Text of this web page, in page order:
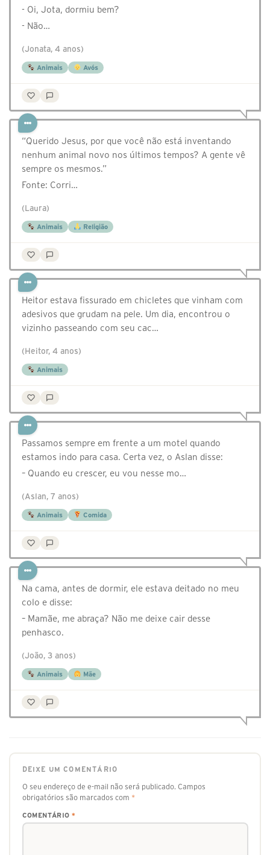
- Oi, Jota, dormiu bem?
- Não…
(Jonata, 4 anos)
Animais Avós
“Querido Jesus, por que você não está inventando
nenhum animal novo nos últimos tempos? A gente vê
sempre os mesmos.”
Fonte: Corri…
(Laura)
Animais Religião
Heitor estava fissurado em chicletes que vinham com
adesivos que grudam na pele. Um dia, encontrou o
vizinho passeando com seu cac…
(Heitor, 4 anos)
Animais
Passamos sempre em frente a um motel quando
estamos indo para casa. Certa vez, o Aslan disse:
– Quando eu crescer, eu vou nesse mo…
(Aslan, 7 anos)
Animais Comida
Na cama, antes de dormir, ele estava deitado no meu
colo e disse:
– Mamãe, me abraça? Não me deixe cair desse
penhasco.
(João, 3 anos)
Animais Mãe
DEIXE UM COMENTÁRIO
O seu endereço de e-mail não será publicado. Campos
obrigatórios são marcados com *
COMENTÁRIO *